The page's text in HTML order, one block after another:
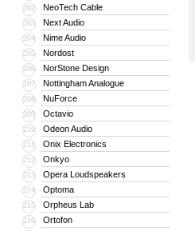
202 NeoTech Cable
203 Next Audio
204 Nime Audio
205 Nordost
206 NorStone Design
207 Nottingham Analogue
208 NuForce
209 Octavio
210 Odeon Audio
211 Onix Electronics
212 Onkyo
213 Opera Loudspeakers
214 Optoma
215 Orpheus Lab
216 Ortofon